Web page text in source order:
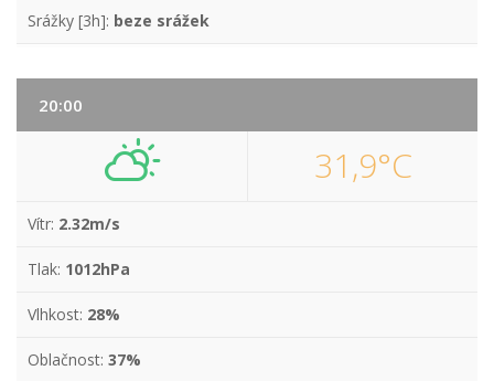
Srážky [3h]: beze srážek
20:00
31,9°C
Vítr: 2.32m/s
Tlak: 1012hPa
Vlhkost: 28%
Oblačnost: 37%